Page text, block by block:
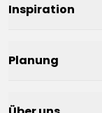
Inspiration
Planung